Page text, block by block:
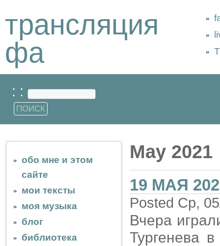
трансляция
фа
: :
обо мне и этом
сайте
мои тексты
моя музыка
блог
библиотека
May 2021
19 МАЯ
Posted Ср,
Вчера
Тургенева